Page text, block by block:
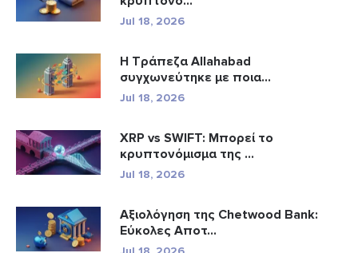
Jul 18, 2026
Η Τράπεζα Allahabad
συγχωνεύτηκε με ποια...
Jul 18, 2026
XRP vs SWIFT: Μπορεί το
κρυπτονόμισμα της ...
Jul 18, 2026
Αξιολόγηση της Chetwood Bank:
Εύκολες Αποτ...